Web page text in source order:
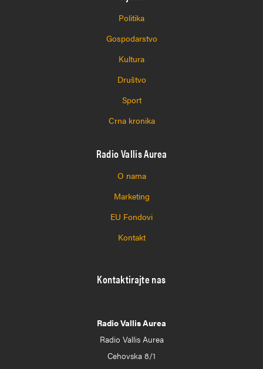
Politika
Gospodarstvo
Kultura
Društvo
Sport
Crna kronika
Radio Vallis Aurea
O nama
Marketing
EU Fondovi
Kontakt
Kontaktirajte nas
Radio Vallis Aurea
Radio Vallis Aurea
Cehovska 8/1